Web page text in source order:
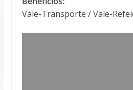
Vale-Transporte / Vale-